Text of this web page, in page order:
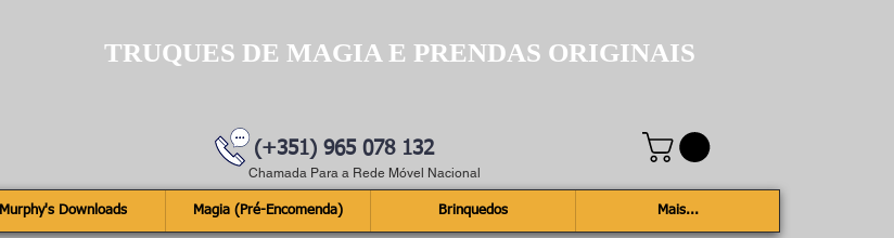
TRUQUES DE MAGIA E PRENDAS ORIGINAIS
(+351) 965 078 132
Chamada Para a Rede Móvel Nacional
Murphy's Downloads Magia (Pré-Encomenda) Brinquedos Mais...